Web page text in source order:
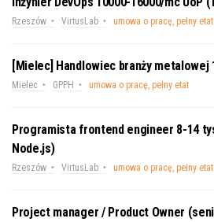
Rzeszów VirtusLab umowa o pracę, pełny etat
[Mielec] Handlowiec branży metalowej
Mielec GPPH umowa o pracę, pełny etat
Programista frontend engineer 8-14
Node.js)
Rzeszów VirtusLab umowa o pracę, pełny etat
Project manager / Product Owner